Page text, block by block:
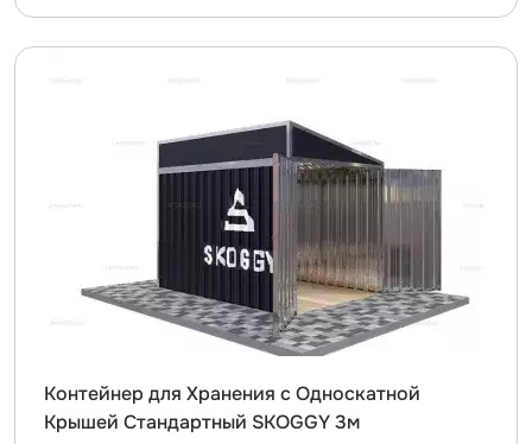
Контейнер для Хранения с Односкатной
Крышей Стандартный SKOGGY 3м